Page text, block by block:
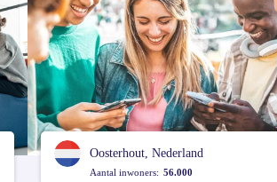
Oosterhout, Nederland
Aantal inwoners: 56.000